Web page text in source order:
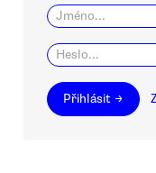
Přihlásit →